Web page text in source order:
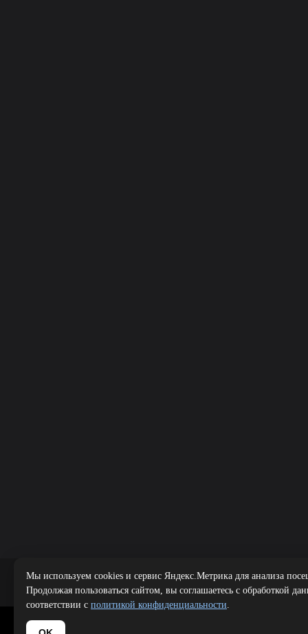
Мы используем cookies и сервис Яндекс.Метрика для анализа
Продолжая пользоваться сайтом, вы соглашаетесь с обработкой
соответствии с политикой конфиденциальности.
Public offer|